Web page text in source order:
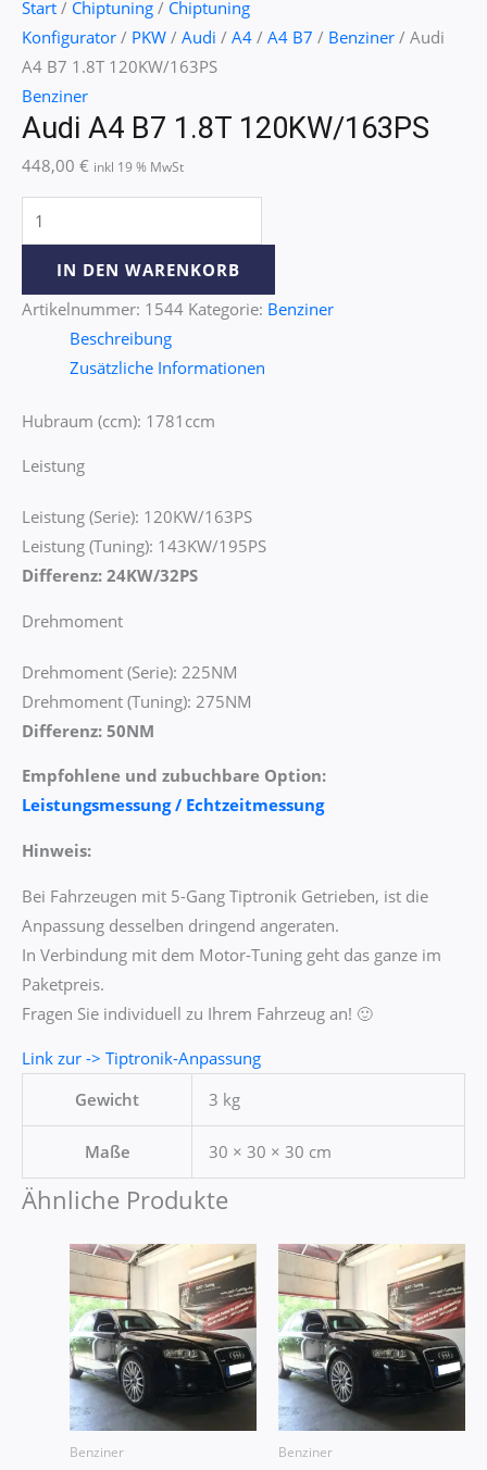
Start / Chiptuning / Chiptuning
Konfigurator / PKW / Audi / A4 / A4 B7 / Benziner / Audi
A4 B7 1.8T 120KW/163PS
Benziner
Audi A4 B7 1.8T 120KW/163PS
448,00 € inkl 19 % MwSt
IN DEN WARENKORB
Artikelnummer: 1544 Kategorie: Benziner
Beschreibung
Zusätzliche Informationen
Hubraum (ccm): 1781ccm
Leistung
Leistung (Serie): 120KW/163PS
Leistung (Tuning): 143KW/195PS
Differenz: 24KW/32PS
Drehmoment
Drehmoment (Serie): 225NM
Drehmoment (Tuning): 275NM
Differenz: 50NM
Empfohlene und zubuchbare Option:
Leistungsmessung / Echtzeitmessung
Hinweis:
Bei Fahrzeugen mit 5-Gang Tiptronik Getrieben, ist die
Anpassung desselben dringend angeraten.
In Verbindung mit dem Motor-Tuning geht das ganze im
Paketpreis.
Fragen Sie individuell zu Ihrem Fahrzeug an! 🙂
Link zur -> Tiptronik-Anpassung
Gewicht
3 kg
Maße 30 × 30 × 30 cm
Ähnliche Produkte
Benziner Benziner